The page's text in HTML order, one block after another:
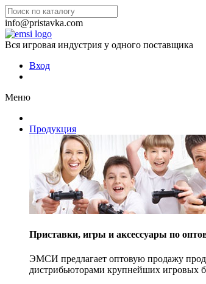
info@pristavka.com
Вся игровая индустрия у одного поставщика
Вход
Меню
Продукция
Приставки, игры и аксессуары по
ЭМСИ предлагает оптовую продажу
дистрибьюторами крупнейших игровых